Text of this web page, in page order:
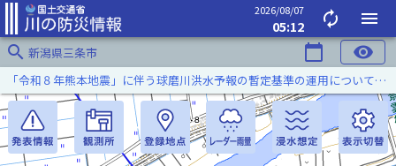
2026/08/07
05:12 autorenew
menu
search 新潟県三条市 calendar_today visibility
「令和８年熊本地震」に伴う球磨川洪水予報の暫定基準の運用について（令和８年８月５日）